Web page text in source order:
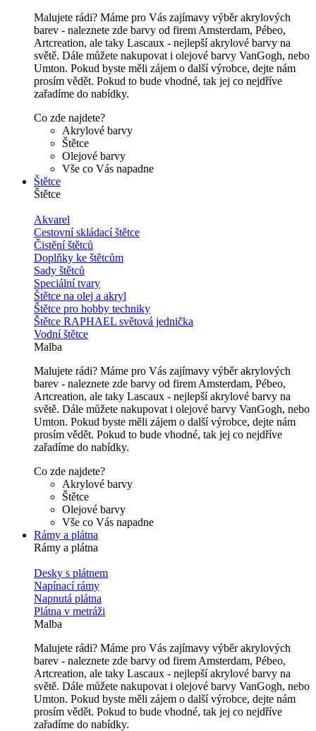
Malujete rádi? Máme pro Vás zajímavy výběr akrylových
barev - naleznete zde barvy od firem Amsterdam, Pébeo,
Artcreation, ale taky Lascaux - nejlepší akrylové barvy na
světě. Dále můžete nakupovat i olejové barvy VanGogh, nebo
Umton. Pokud byste měli zájem o další výrobce, dejte nám
prosím vědět. Pokud to bude vhodné, tak jej co nejdříve
zařadíme do nabídky.
Co zde najdete?
Akrylové barvy
Štětce
Olejové barvy
Vše co Vás napadne
Štětce
Štětce
Akvarel
Cestovní skládací štětce
Čistění štětců
Doplňky ke štětcům
Sady štětců
Speciální tvary
Štětce na olej a akryl
Štětce pro hobby techniky
Štětce RAPHAEL světová jednička
Vodní štětce
Malba
Malujete rádi? Máme pro Vás zajímavy výběr akrylových
barev - naleznete zde barvy od firem Amsterdam, Pébeo,
Artcreation, ale taky Lascaux - nejlepší akrylové barvy na
světě. Dále můžete nakupovat i olejové barvy VanGogh, nebo
Umton. Pokud byste měli zájem o další výrobce, dejte nám
prosím vědět. Pokud to bude vhodné, tak jej co nejdříve
zařadíme do nabídky.
Co zde najdete?
Akrylové barvy
Štětce
Olejové barvy
Vše co Vás napadne
Rámy a plátna
Rámy a plátna
Desky s plátnem
Napínací rámy
Napnutá plátna
Plátna v metráži
Malba
Malujete rádi? Máme pro Vás zajímavy výběr akrylových
barev - naleznete zde barvy od firem Amsterdam, Pébeo,
Artcreation, ale taky Lascaux - nejlepší akrylové barvy na
světě. Dále můžete nakupovat i olejové barvy VanGogh, nebo
Umton. Pokud byste měli zájem o další výrobce, dejte nám
prosím vědět. Pokud to bude vhodné, tak jej co nejdříve
zařadíme do nabídky.